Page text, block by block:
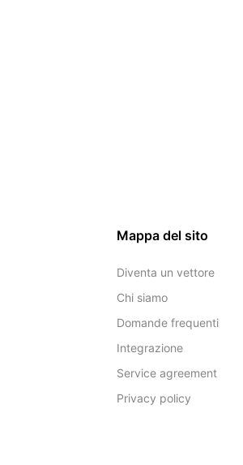
Mappa del sito
Diventa un vettore
Chi siamo
Domande frequenti
Integrazione
Service agreement
Privacy policy